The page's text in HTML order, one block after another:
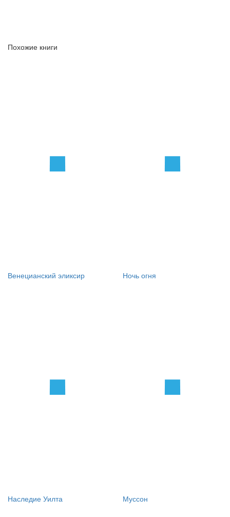
Похожие книги
Венецианский эликсир Ночь огня
Наследие Уилта Муссон